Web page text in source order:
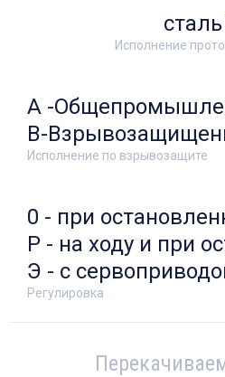
Исполнение
Исполнение по взрывозащите
А -
В-
Регулировка
0 - при
Р - на ходу и при
Э - с